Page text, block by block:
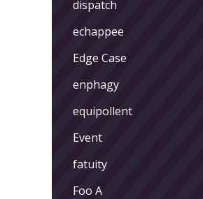
dispatch
echappee
Edge Case
enphagy
equipollent
Event
fatuity
Foo A